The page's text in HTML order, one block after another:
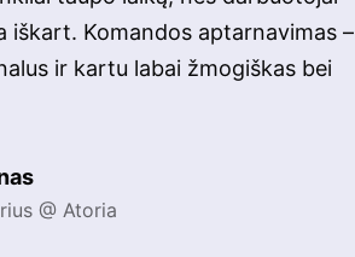
iškart. Komandos aptarnavimas –
ir kartu labai žmogiškas bei
@ Atoria